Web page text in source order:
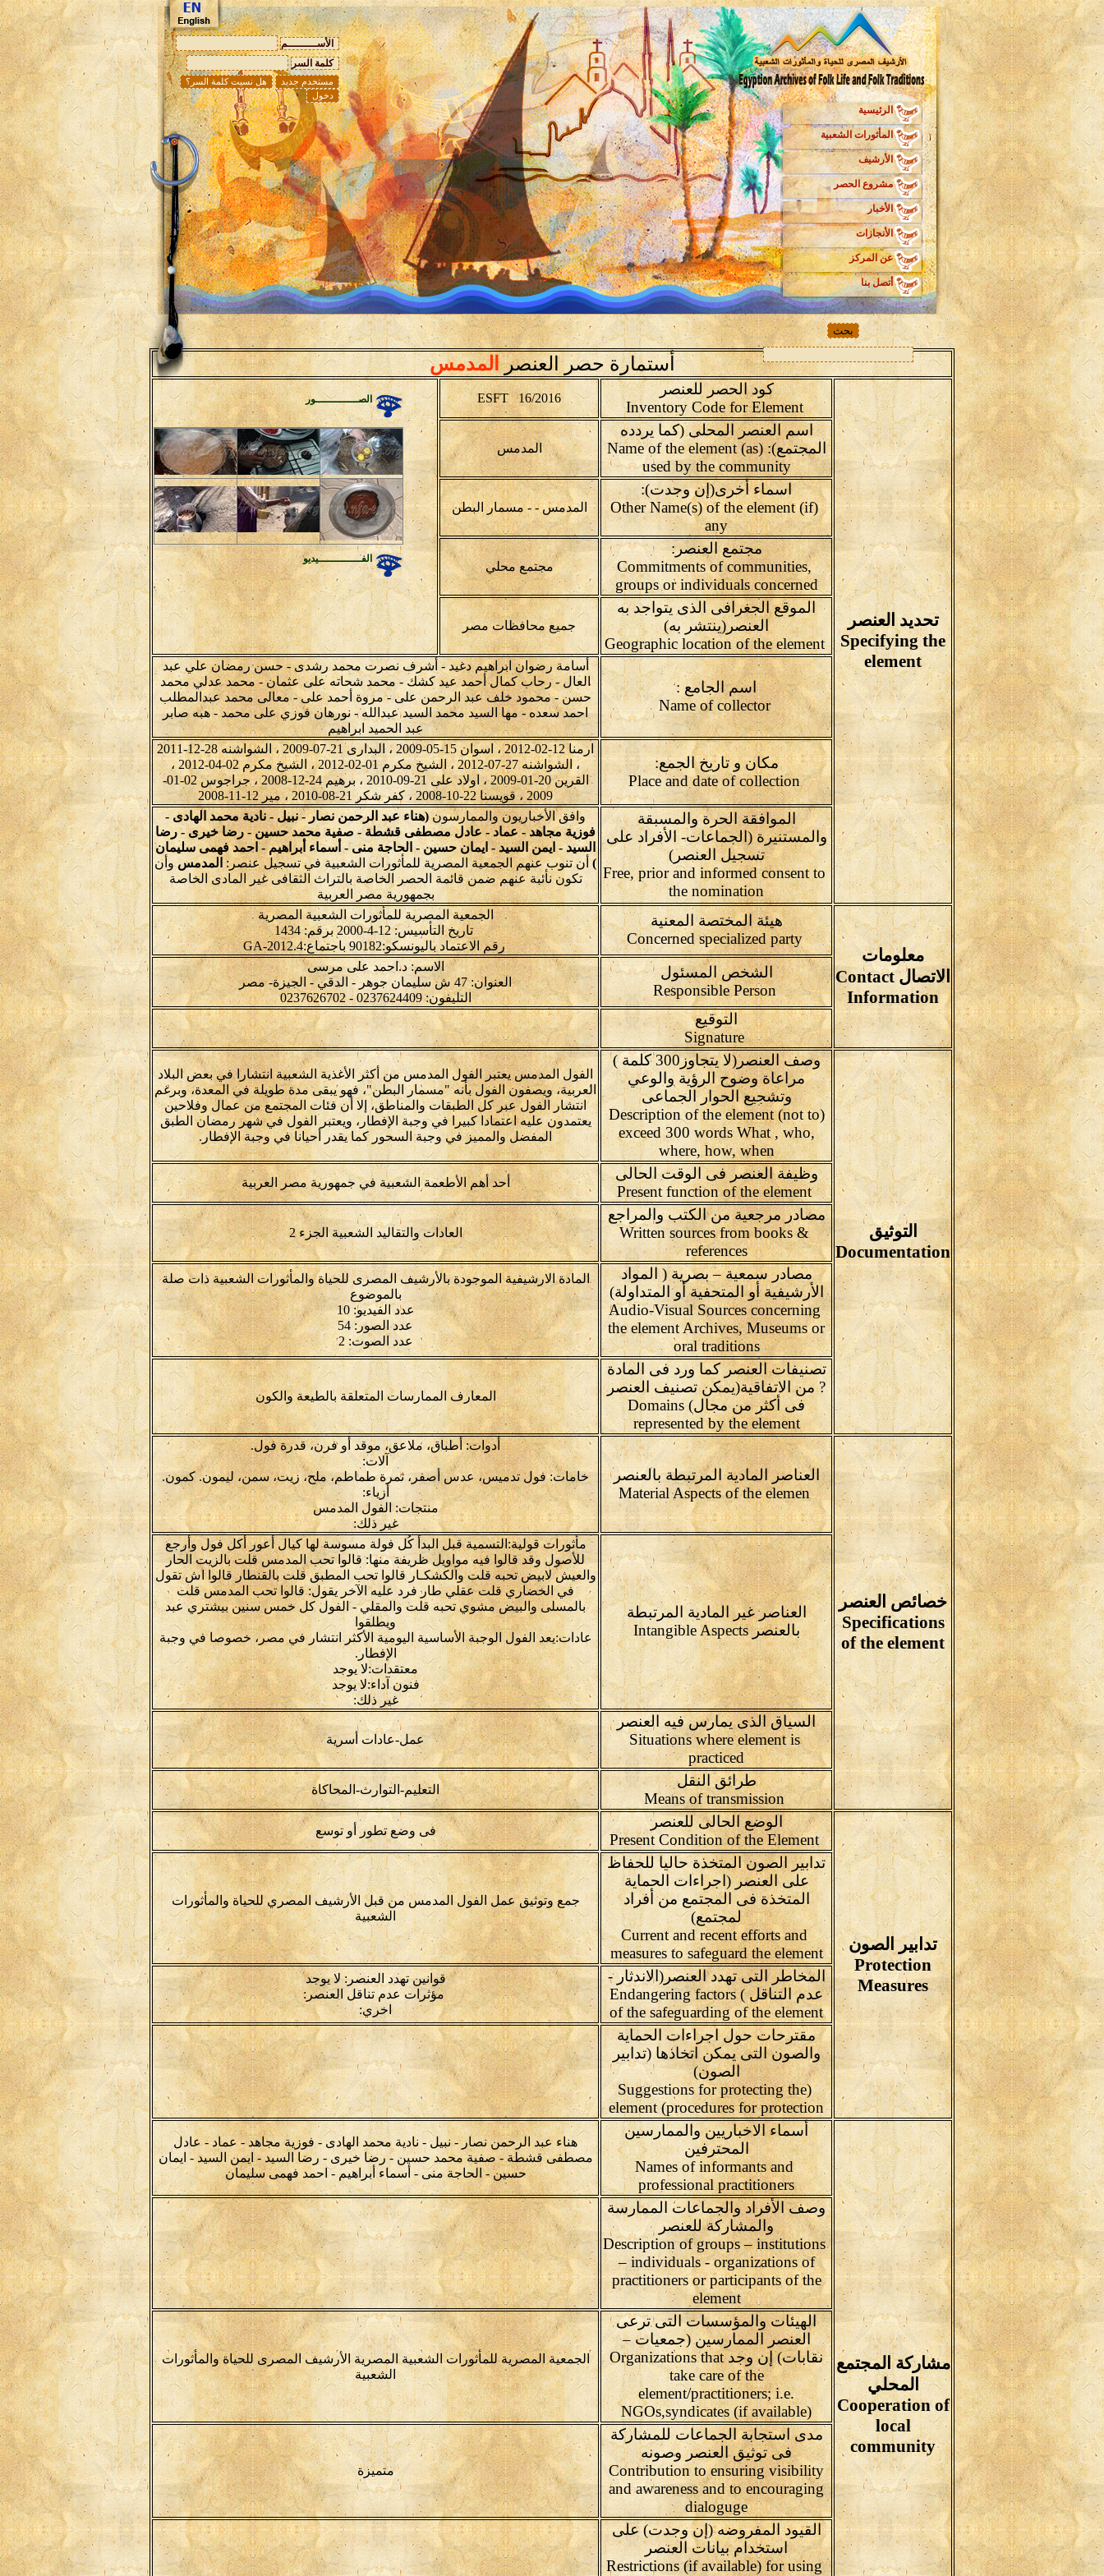
الأســـــــــم
كلمة السر
الرئيسية
المأثورات الشعبية
الأرشيف
مشروع الحصر
الأخبار
الأنجازات
عن المركز
أتصل بنا
أستمارة حصر العنصرالمدمس
تحديد العنصر
Specifying the
element
كود الحصر للعنصر
Inventory Code for Element
ESFT 16/2016 الصـــــــــــــور
الفـــــــــــــيديو
اسم العنصر المحلى (كما يردده
المجتمع): (Name of the element (as
used by the community
المدمس
اسماء أخرى(إن وجدت):
(Other Name(s) of the element (if
any
المدمس - - مسمار البطن
مجتمع العنصر:
Commitments of communities,
groups or individuals concerned
مجتمع محلي
الموقع الجغرافى الذى يتواجد به
العنصر(ينتشر به)
Geographic location of the element
جميع محافظات مصر
اسم الجامع :
Name of collector
أسامة رضوان ابراهيم دغيد - أشرف نصرت محمد رشدى - حسن رمضان علي عبد
العال - رحاب كمال أحمد عيد كشك - محمد شحاته على عثمان - محمد عدلي محمد
حسن - محمود خلف عبد الرحمن على - مروة أحمد على - معالى محمد عبدالمطلب
احمد سعده - مها السيد محمد السيد عبدالله - نورهان فوزي على محمد - هبه صابر
عبد الحميد ابراهيم
مكان و تاريخ الجمع:
Place and date of collection
ارمنا 12-02-2012 ، اسوان 15-05-2009 ، البدارى 21-07-2009 ، الشواشنه 28-12-2011
، الشواشنه 27-07-2012 ، الشيخ مكرم 01-02-2012 ، الشيخ مكرم 02-04-2012 ،
القرين 20-01-2009 ، اولاد على 21-09-2010 ، برهيم 24-12-2008 ، جراجوس 02-01-
2009 ، قويسنا 22-10-2008 ، كفر شكر 21-08-2010 ، مير 12-11-2008
الموافقة الحرة والمسبقة
والمستنيرة (الجماعات- الأفراد على
تسجيل العنصر)
Free, prior and informed consent to
the nomination
وافق الأخباريون والممارسون(هناء عبد الرحمن نصار - نبيل - نادية محمد الهادى -
فوزية مجاهد - عماد - عادل مصطفى قشطة - صفية محمد حسين - رضا خيرى - رضا
السيد - ايمن السيد - ايمان حسين - الحاجة منى - أسماء أبراهيم - احمد فهمى سليمان
) أن تنوب عنهم الجمعية المصرية للمأثورات الشعبية في تسجيل عنصر:المدمسوأن
تكون نأئبة عنهم ضمن قائمة الحصر الخاصة بالتراث الثقافى غير المادى الخاصة
بجمهورية مصر العربية
معلومات
الاتصال Contact
Information
هيئة المختصة المعنية
Concerned specialized party
الجمعية المصرية للمأثورات الشعبية المصرية
تاريخ التأسيس: 12-4-2000 برقم: 1434
رقم الاعتماد باليونسكو:90182 باجتماع:4.GA-2012
الشخص المسئول
Responsible Person
الاسم: د.احمد على مرسى
العنوان: 47 ش سليمان جوهر - الدقي - الجيزة- مصر
التليفون: 0237624409 - 0237626702
التوقيع
Signature
التوثيق
Documentation
وصف العنصر(لا يتجاوز300 كلمة )
مراعاة وضوح الرؤية والوعي
وتشجيع الحوار الجماعى
(Description of the element (not to
exceed 300 words What , who,
where, how, when
الفول المدمس يعتبر الفول المدمس من أكثر الأغذية الشعبية انتشارا في بعض البلاد
العربية، ويصفون الفول بأنه "مسمار البطن"، فهو يبقى مدة طويلة في المعدة، وبرغم
انتشار الفول عبر كل الطبقات والمناطق، إلا أن فئات المجتمع من عمال وفلاحين
يعتمدون عليه اعتمادا كبيرا في وجبة الإفطار، ويعتبر الفول في شهر رمضان الطبق
المفضل والمميز في وجبة السحور كما يقدر أحيانا في وجبة الإفطار.
وظيفة العنصر فى الوقت الحالى
Present function of the element
أحد أهم الأطعمة الشعبية في جمهورية مصر العربية
مصادر مرجعية من الكتب والمراجع
Written sources from books &
references
العادات والتقاليد الشعبية الجزء 2
مصادر سمعية – بصرية ( المواد
الأرشيفية أو المتحفية أو المتداولة)
Audio-Visual Sources concerning
the element Archives, Museums or
oral traditions
المادة الارشيفية الموجودة بالأرشيف المصرى للحياة والمأثورات الشعبية ذات صلة
بالموضوع
عدد الفيديو: 10
عدد الصور: 54
عدد الصوت: 2
تصنيفات العنصر كما ورد فى المادة
? من الاتفاقية(يمكن تصنيف العنصر
فى أكثر من مجال) Domains
represented by the element
المعارف الممارسات المتعلقة بالطيعة والكون
خصائص العنصر
Specifications
of the element
العناصر المادية المرتبطة بالعنصر
Material Aspects of the elemen
أدوات: أطباق، ملاعق، موقد أو فرن، قدرة فول.
آلات:
خامات: فول تدميس، عدس أصفر، ثمرة طماطم، ملح، زيت، سمن، ليمون. كمون.
أزياء:
منتجات: الفول المدمس
غير ذلك:
العناصر غير المادية المرتبطة
بالعنصر Intangible Aspects
مأثورات قولية:التسمية قبل البدأ كُل فولة مسوسة لها كيال أعور أكل فول وأرجع
للأصول وقد قالوا فيه مواويل ظريفة منها: قالوا تحب المدمس قلت بالزيت الحار
والعيش لابيض تحبه قلت والكشكـار قالوا تحب المطبق قلت بالقنطار قالوا اش تقول
في الخضاري قلت عقلي طار فرد عليه الآخر يقول: قالوا تحب المدمس قلت
بالمسلى والبيض مشوي تحبه قلت والمقلي - الفول كل خمس سنين بيشتري عبد
ويطلقوا
عادات:يعد الفول الوجبة الأساسية اليومية الأكثر انتشار في مصر، خصوصا في وجبة
الإفطار.
معتقدات:لا يوجد
فنون آداء:لا يوجد
غير ذلك:
السياق الذى يمارس فيه العنصر
Situations where element is
practiced
عمل-عادات أسرية
طرائق النقل
Means of transmission
التعليم-التوارث-المحاكاة
تدابير الصون
Protection
Measures
الوضع الحالى للعنصر
Present Condition of the Element
فى وضع تطور أو توسع
تدابير الصون المتخذة حاليا للحفاظ
على العنصر (اجراءات الحماية
المتخذة فى المجتمع من أفراد
لمجتمع)
Current and recent efforts and
measures to safeguard the element
جمع وتوثيق عمل الفول المدمس من قبل الأرشيف المصري للحياة والمأثورات
الشعبية
المخاطر التى تهدد العنصر(الاندثار -
عدم التناقل ) Endangering factors
of the safeguarding of the element
قوانين تهدد العنصر: لا يوجد
مؤثرات عدم تناقل العنصر:
اخري:
مقترحات حول اجراءات الحماية
والصون التى يمكن اتخاذها (تدابير
الصون)
(Suggestions for protecting the
element (procedures for protection
مشاركة المجتمع
المحلي
Cooperation of
local
community
أسماء الاخباريين والممارسين
المحترفين
Names of informants and
professional practitioners
هناء عبد الرحمن نصار - نبيل - نادية محمد الهادى - فوزية مجاهد - عماد - عادل
مصطفى قشطة - صفية محمد حسين - رضا خيرى - رضا السيد - ايمن السيد - ايمان
حسين - الحاجة منى - أسماء أبراهيم - احمد فهمى سليمان
وصف الأفراد والجماعات الممارسة
والمشاركة للعنصر
Description of groups – institutions
– individuals - organizations of
practitioners or participants of the
element
الهيئات والمؤسسات التى ترعى
العنصر الممارسين (جمعيات –
نقابات) إن وجد Organizations that
take care of the
element/practitioners; i.e.
NGOs,syndicates (if available)
الجمعية المصرية للمأثورات الشعبية المصرية الأرشيف المصرى للحياة والمأثورات
الشعبية
مدى استجابة الجماعات للمشاركة
فى توثيق العنصر وصونه
Contribution to ensuring visibility
and awareness and to encouraging
dialoguge
متميزة
القيود المفروضه (إن وجدت) على
استخدام بيانات العنصر
Restrictions (if available) for using